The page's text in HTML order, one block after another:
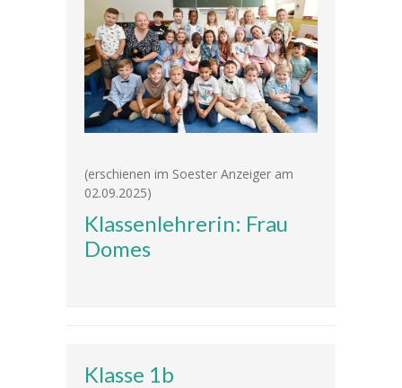
---- Leitbild
-- Unser Team
---- Schulleitung
---- Kollegium
---- Verwaltung
---- Sprachförderung
(erschienen im Soester Anzeiger am
02.09.2025)
Klassenlehrerin: Frau
Domes
Klasse 1b